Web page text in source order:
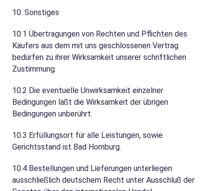
10. Sonstiges
10.1 Übertragungen von Rechten und Pflichten des
Käufers aus dem mit uns geschlossenen Vertrag
bedürfen zu ihrer Wirksamkeit unserer schriftlichen
Zustimmung.
10.2 Die eventuelle Unwirksamkeit einzelner
Bedingungen läßt die Wirksamkeit der übrigen
Bedingungen unberührt.
10.3 Erfüllungsort für alle Leistungen, sowie
Gerichtsstand ist Bad Homburg.
10.4 Bestellungen und Lieferungen unterliegen
ausschließlich deutschem Recht unter Ausschluß der